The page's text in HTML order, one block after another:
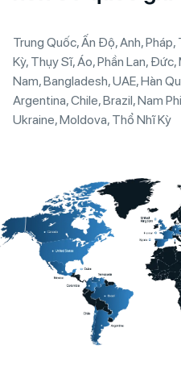
Trung Quốc, Ấn Độ, Anh,
Kỳ, Thụy Sĩ, Áo, Phần Lan,
Nam, Bangladesh, UAE, Hàn
Argentina, Chile, Brazil, Nam
Ukraine, Moldova, Thổ Nhĩ Kỳ